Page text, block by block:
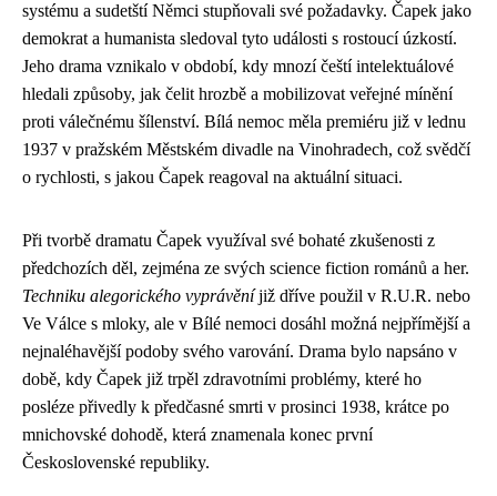
systému a sudetští Němci stupňovali své požadavky. Čapek jako
demokrat a humanista sledoval tyto události s rostoucí úzkostí.
Jeho drama vznikalo v období, kdy mnozí čeští intelektuálové
hledali způsoby, jak čelit hrozbě a mobilizovat veřejné mínění
proti válečnému šílenství. Bílá nemoc měla premiéru již v lednu
1937 v pražském Městském divadle na Vinohradech, což svědčí
o rychlosti, s jakou Čapek reagoval na aktuální situaci.
Při tvorbě dramatu Čapek využíval své bohaté zkušenosti z
předchozích děl, zejména ze svých science fiction románů a her.
Techniku alegorického vyprávěníjiž dříve použil v R.U.R. nebo
Ve Válce s mloky, ale v Bílé nemoci dosáhl možná nejpřímější a
nejnaléhavější podoby svého varování. Drama bylo napsáno v
době, kdy Čapek již trpěl zdravotními problémy, které ho
posléze přivedly k předčasné smrti v prosinci 1938, krátce po
mnichovské dohodě, která znamenala konec první
Československé republiky.